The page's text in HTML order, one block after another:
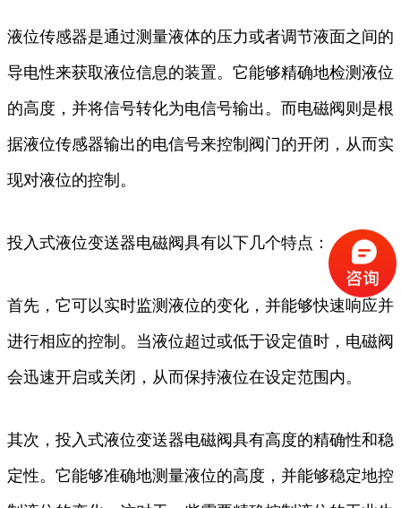
液位传感器是通过测量液体的压力或者调节液面之间的
导电性来获取液位信息的装置。它能够精确地检测液位
的高度，并将信号转化为电信号输出。而电磁阀则是根
据液位传感器输出的电信号来控制阀门的开闭，从而实
现对液位的控制。
投入式液位变送器电磁阀具有以下几个特点：
首先，它可以实时监测液位的变化，并能够快速响应并
进行相应的控制。当液位超过或低于设定值时，电磁阀
会迅速开启或关闭，从而保持液位在设定范围内。
其次，投入式液位变送器电磁阀具有高度的精确性和稳
定性。它能够准确地测量液位的高度，并能够稳定地控